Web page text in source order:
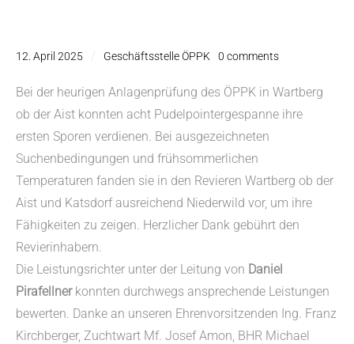
12. April 2025 Geschäftsstelle ÖPPK 0 comments
Bei der heurigen Anlagenprüfung des ÖPPK in Wartberg
ob der Aist konnten acht Pudelpointergespanne ihre
ersten Sporen verdienen. Bei ausgezeichneten
Suchenbedingungen und frühsommerlichen
Temperaturen fanden sie in den Revieren Wartberg ob der
Aist und Katsdorf ausreichend Niederwild vor, um ihre
Fähigkeiten zu zeigen. Herzlicher Dank gebührt den
Revierinhabern.
Die Leistungsrichter unter der Leitung von Daniel
Pirafellnerkonnten durchwegs ansprechende Leistungen
bewerten. Danke an unseren Ehrenvorsitzenden Ing. Franz
Kirchberger, Zuchtwart Mf. Josef Amon, BHR Michael